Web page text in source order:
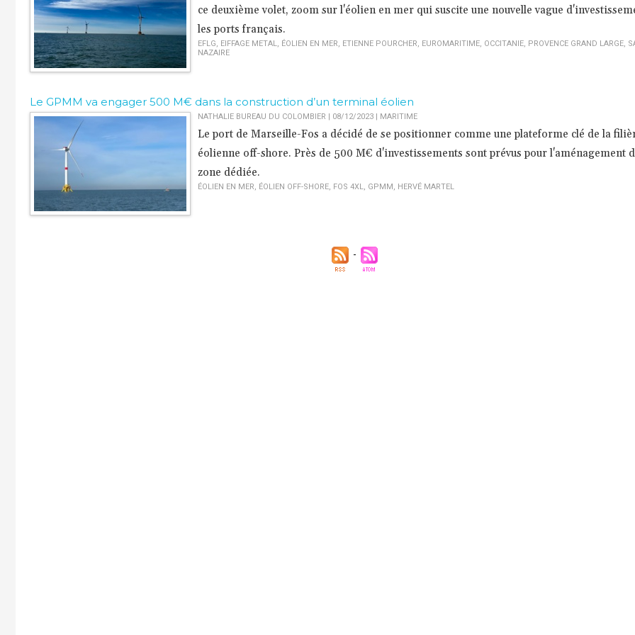
ce deuxième volet, zoom sur l'éolien en mer qui suscite une nouvelle vague
les ports français.
EFLG, EIFFAGE METAL, ÉOLIEN EN MER, ETIENNE POURCHER, EUROMARITIME, OCCITANIE, PROVENCE GRAND LARGE,
NAZAIRE
​Le GPMM va engager 500 M€ dans la construction d’un terminal éolien
NATHALIE BUREAU DU COLOMBIER | 08/12/2023| MARITIME
Le port de Marseille-Fos a décidé de se positionner comme une plateforme clé de la
éolienne off-shore. Près de 500 M€ d'investissements sont prévus pour l'aménagement
zone dédiée.
ÉOLIEN EN MER, ÉOLIEN OFF-SHORE, FOS 4XL, GPMM , HERVÉ MARTEL